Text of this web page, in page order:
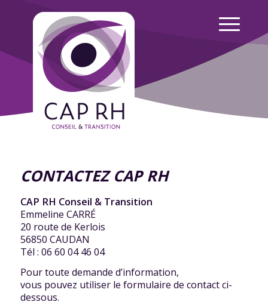
CONTACTEZ CAP RH
CAP RH Conseil & Transition
Emmeline CARRÉ
20 route de Kerlois
56850 CAUDAN
Tél : 06 60 04 46 04
Pour toute demande d’information,
vous pouvez utiliser le formulaire de contact ci-
dessous.